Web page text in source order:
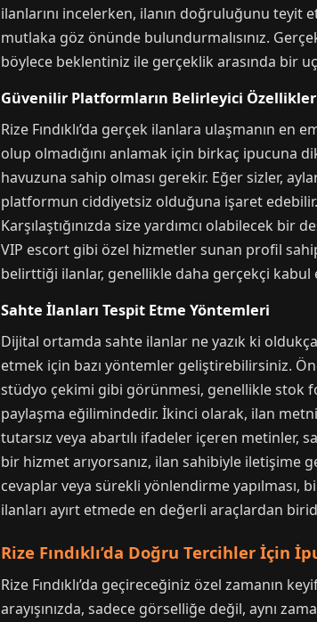
ilanlarını incelerken, ilanın doğruluğunu teyit
mutlaka göz önünde bulundurmalısınız.
böylece beklentiniz ile gerçeklik arasında bir
Güvenilir Platformların Belirleyici
Rize Fındıklı’da gerçek ilanlara ulaşmanın
olup olmadığını anlamak için birkaç
havuzuna sahip olması gerekir. Eğer sizler,
platformun ciddiyetsiz olduğuna işaret
Karşılaştığınızda size yardımcı olabilecek bir
VIP escort gibi özel hizmetler sunan profil
belirttiği ilanlar, genellikle daha gerçekçi kabul
Sahte İlanları Tespit Etme Yöntemleri
Dijital ortamda sahte ilanlar ne yazık ki oldukça
etmek için bazı yöntemler geliştirebilirsiniz.
stüdyo çekimi gibi görünmesi, genellikle stok
paylaşma eğilimindedir. İkinci olarak, ilan
tutarsız veya abartılı ifadeler içeren metinler,
bir hizmet arıyorsanız, ilan sahibiyle iletişime
cevaplar veya sürekli yönlendirme yapılması,
ilanları ayırt etmede en değerli araçlardan
Rize Fındıklı’da Doğru Tercihler İçin
Rize Fındıklı’da geçireceğiniz özel zamanın
arayışınızda, sadece görselliğe değil, aynı